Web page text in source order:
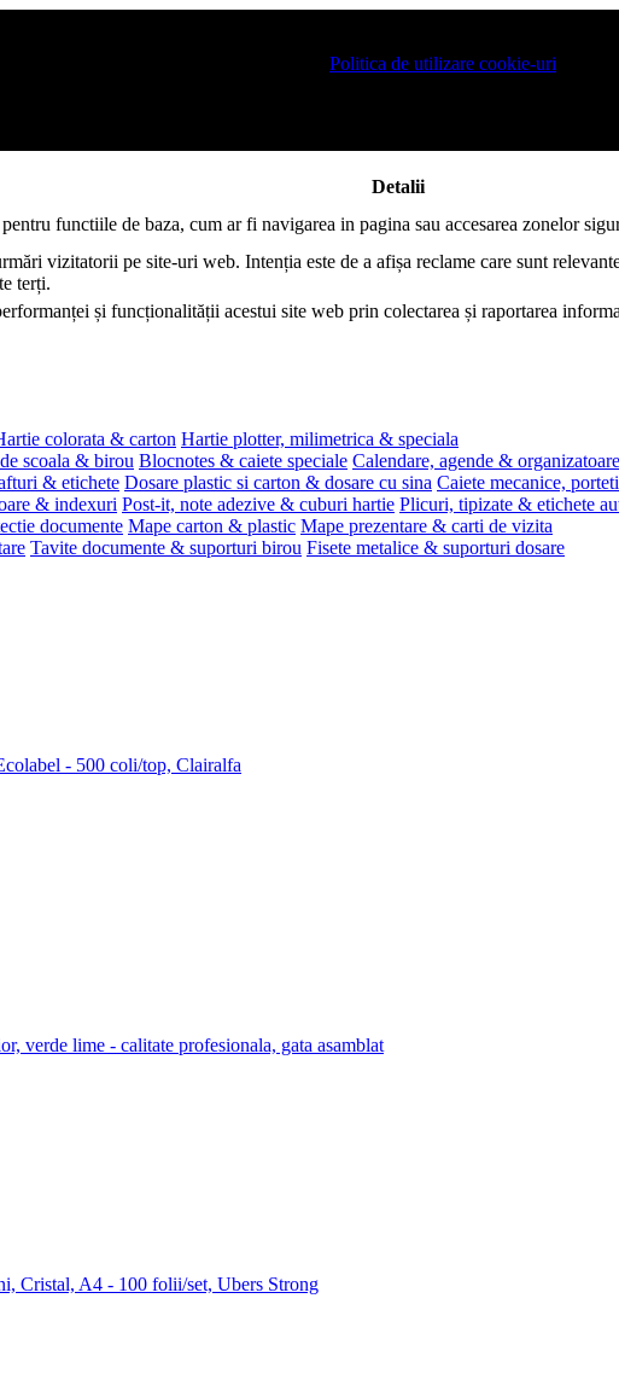
Politica de utilizare cookie-uri
Detalii
functiile de baza, cum ar fi navigarea in pagina sau accesarea zonelor
vizitatorii pe site-uri web. Intenția este de a afișa reclame care sunt
terți.
și funcționalității acestui site web prin colectarea și raportarea
colorata & carton Hartie plotter, milimetrica & speciala
scoala & birou Blocnotes & caiete speciale Calendare, agende & organizatoare
& etichete Dosare plastic si carton & dosare cu sina Caiete mecanice,
& indexuri Post-it, note adezive & cuburi hartie Plicuri, tipizate & etichete
documente Mape carton & plastic Mape prezentare & carti de vizita
Tavite documente & suporturi birou Fisete metalice & suporturi dosare
- 500 coli/top, Clairalfa
verde lime - calitate profesionala, gata asamblat
Cristal, A4 - 100 folii/set, Ubers Strong